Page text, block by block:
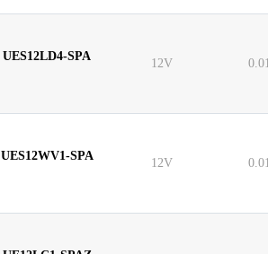
UES12LD4-SPA
12V
UES12WV1-SPA
12V